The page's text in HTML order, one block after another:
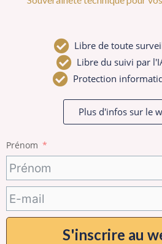
Libre de toute
Libre du suivi par
Protection
Plus d'infos sur le
Prénom
S'inscrire au